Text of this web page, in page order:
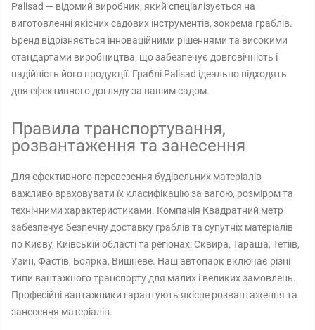
Palisad — відомий виробник, який спеціалізується на
виготовленні якісних садових інструментів, зокрема граблів.
Бренд відрізняється інноваційними рішеннями та високими
стандартами виробництва, що забезпечує довговічність і
надійність його продукції. Граблі Palisad ідеально підходять
для ефективного догляду за вашим садом.
Правила транспортування,
розвантаження та занесення
Для ефективного перевезення будівельних матеріалів
важливо враховувати їх класифікацію за вагою, розміром та
технічними характеристиками. Компанія Квадратний метр
забезпечує безпечну доставку граблів та супутніх матеріалів
по Києву, Київській області та регіонах: Сквира, Тараща, Тетіїв,
Узин, Фастів, Боярка, Вишневе. Наш автопарк включає різні
типи вантажного транспорту для малих і великих замовлень.
Професійні вантажники гарантують якісне розвантаження та
занесення матеріалів.